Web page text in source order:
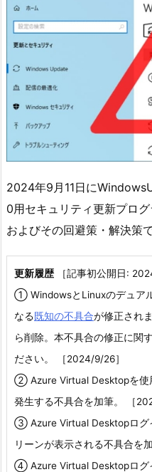
2024年9月11日に
0用セキュリティ更新プロ
およびその回避策・解決策で
更新履歴 ［記事初公開日:
① WindowsとLinuxのデュア
なる既知の不具合が修正され
ら削除。本不具合の修正に関
ださい。 ［2024/9/26］
② Azure Virtual Desktopを使
発生する不具合を加筆。 ［
③ Azure Virtual Desktopログ
リーンが表示される不具合を
④ Azure Virtual Desktopログ